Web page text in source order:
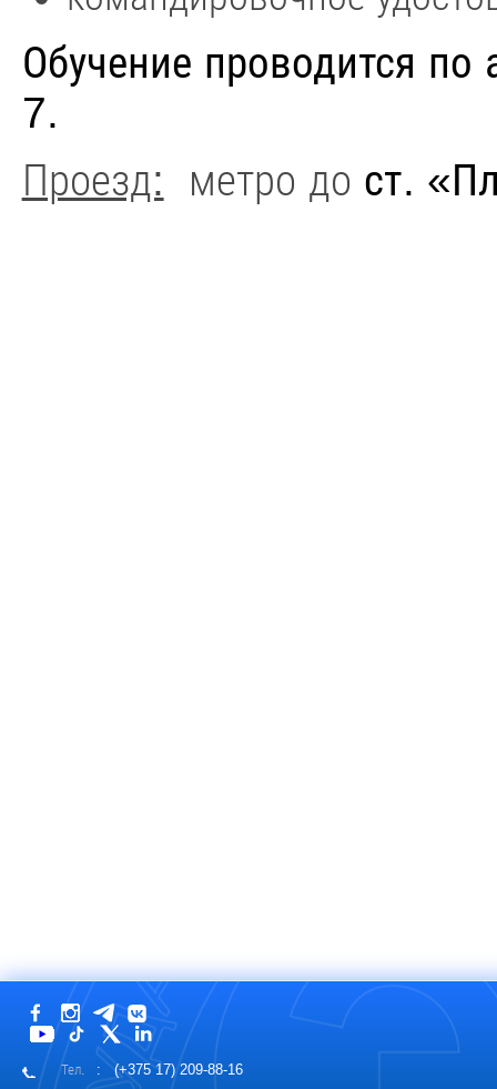
Обучение проводится
7.
Проезд: метро до ст.
Тел.
: (+375 17) 209-88-16